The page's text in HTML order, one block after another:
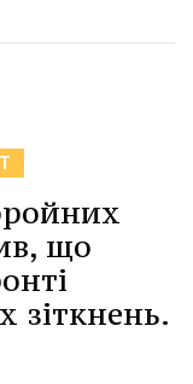
що
зіткнень.